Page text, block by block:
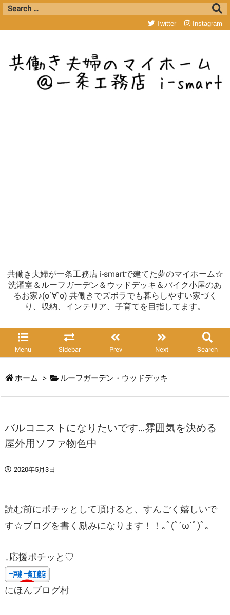
共働き夫婦が一条工務店 i-smartで建てた夢のマイホーム☆
洗濯室＆ルーフガーデン＆ウッドデッキ＆バイク小屋のあ
るお家♪(о´∀`о) 共働きでズボラでも暮らしやすい家づく
り、収納、インテリア、子育てを目指してます。
Menu Sidebar Prev Next Search
Twitter Instagram
ホーム > ルーフガーデン・ウッドデッキ
バルコニストになりたいです…雰囲気を決める
屋外用ソファ物色中
2020年5月3日
読む前にポチッとして頂けると、すんごく嬉しいで
す☆ブログを書く励みになります！！｡ﾟ(ﾟ´ω`ﾟ)ﾟ｡
↓応援ポチッと♡
にほんブログ村